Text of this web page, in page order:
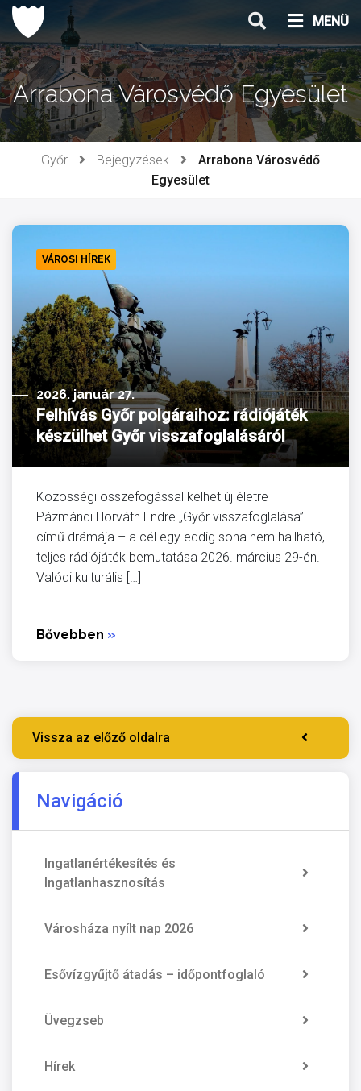
Ugrás
tartalomhoz
MENÜ
Arrabona Városvédő Egyesület
Győr Bejegyzések
Arrabona Városvédő
Egyesület
VÁROSI HÍREK
2026. január 27.
Felhívás Győr polgáraihoz: rádiójáték
készülhet Győr visszafoglalásáról
Közösségi összefogással kelhet új életre
Pázmándi Horváth Endre „Győr visszafoglalása”
című drámája – a cél egy eddig soha nem hallható,
teljes rádiójáték bemutatása 2026. március 29-én.
Valódi kulturális […]
Bővebben »
Vissza az előző oldalra
Navigáció
Ingatlanértékesítés és
Ingatlanhasznosítás
Városháza nyílt nap 2026
Esővízgyűjtő átadás – időpontfoglaló
Üvegzseb
Hírek